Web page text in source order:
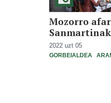
Mozorro
2022 uzt 05
GORBEIALDEA